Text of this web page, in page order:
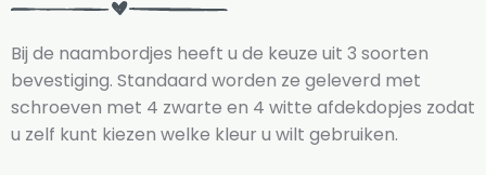
Bij de naambordjes heeft u de keuze uit 3 soorten
bevestiging. Standaard worden ze geleverd met
schroeven met 4 zwarte en 4 witte afdekdopjes zodat
u zelf kunt kiezen welke kleur u wilt gebruiken.